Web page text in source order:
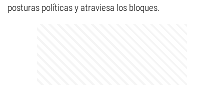
posturas políticas y atraviesa los bloques.